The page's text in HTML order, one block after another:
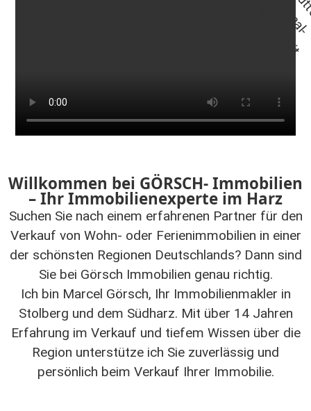
Willkommen bei GÖRSCH- Immobilien
– Ihr Immobilienexperte im Harz
Suchen Sie nach einem erfahrenen Partner für den
Verkauf von Wohn- oder Ferienimmobilien in einer
der schönsten Regionen Deutschlands? Dann sind
Sie bei Görsch Immobilien genau richtig.
Ich bin Marcel Görsch, Ihr Immobilienmakler in
Stolberg und dem Südharz. Mit über 14 Jahren
Erfahrung im Verkauf und tiefem Wissen über die
Region unterstütze ich Sie zuverlässig und
persönlich beim Verkauf Ihrer Immobilie.